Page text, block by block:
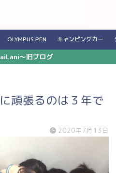
OLYMPUS PEN キャンピングカー
〜旧ブログ
頑張るのは３年で
2020年7月13日